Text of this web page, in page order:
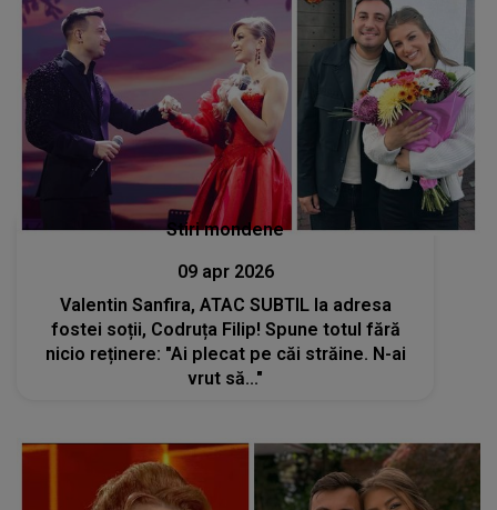
Stiri mondene
09 apr 2026
Valentin Sanfira, ATAC SUBTIL la adresa
fostei soții, Codruța Filip! Spune totul fără
nicio reținere: "Ai plecat pe căi străine. N-ai
vrut să..."